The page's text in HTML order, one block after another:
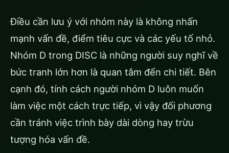
Điều cần lưu ý với nhóm này là không nhấn
mạnh vấn đề, điểm tiêu cực và các yếu tố nhỏ.
Nhóm D trong DISC là những người suy nghĩ về
bức tranh lớn hơn là quan tâm đến chi tiết. Bên
cạnh đó, tính cách người nhóm D luôn muốn
làm việc một cách trực tiếp, vì vậy đối phương
cần tránh việc trình bày dài dòng hay trừu
tượng hóa vấn đề.